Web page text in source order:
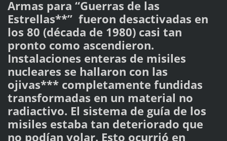
Armas para “Guerras de las
Estrellas**” fueron desactivadas en
los 80 (década de 1980) casi tan
pronto como ascendieron.
Instalaciones enteras de misiles
nucleares se hallaron con las
ojivas*** completamente fundidas
transformadas en un material no
radiactivo. El sistema de guía de los
misiles estaba tan deteriorado que
no podían volar. Esto ocurrió en